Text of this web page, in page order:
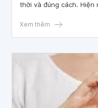
thời và đúng cách. Hiện
áp dụng trong điều trị
Xem thêm